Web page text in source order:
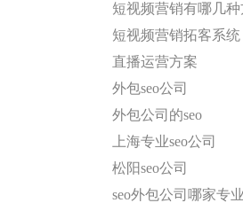
短视频营销有哪几
短视频营销拓客系统
直播运营方案
外包seo公司
外包公司的seo
上海专业seo公司
松阳seo公司
seo外包公司哪家专